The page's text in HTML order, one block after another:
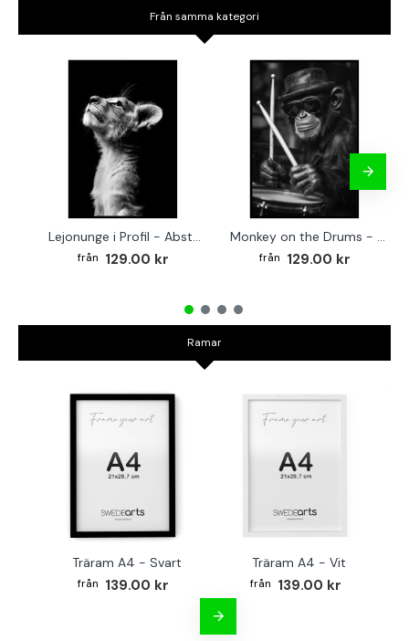
Från samma kategori
Lejonunge i Profil - Abstrakt poster i svartvitt
129.00 kr
Monkey on the Drums - Trendig poster
129.00 kr
Ramar
Träram A4 - Svart
139.00 kr
Träram A4 - Vit
139.00 kr